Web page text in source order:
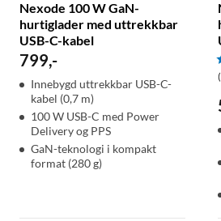
Nexode 100 W GaN-
hurtiglader med uttrekkbar
USB-C-kabel
799,-
Innebygd uttrekkbar USB-C-
kabel (0,7 m)
100 W USB-C med Power
Delivery og PPS
GaN-teknologi i kompakt
format (280 g)